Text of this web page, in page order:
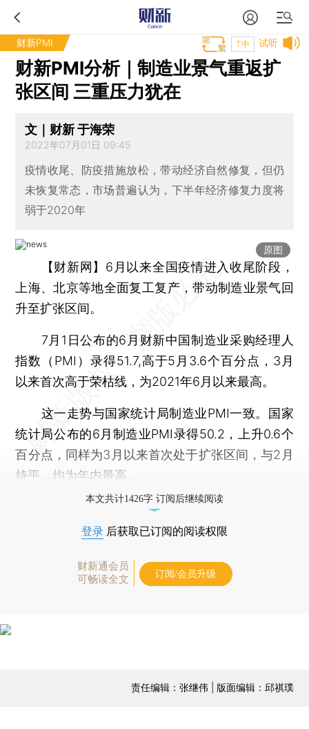
财新PMI 试听
T中
财新PMI分析｜制造业景气重返扩
张区间 三重压力犹在
文｜财新 于海荣
2022年07月01日 09:45
疫情收尾、防疫措施放松，带动经济自然修复，但仍
未恢复常态，市场普遍认为，下半年经济修复力度将
弱于2020年
原图
【财新网】 6月以来全国疫情进入收尾阶段，
上海、北京等地全面复工复产，带动制造业景气回
升至扩张区间。
7月1日公布的6月财新中国制造业采购经理人
指数（PMI）录得51.7,高于5月3.6个百分点，3月
以来首次高于荣枯线，为2021年6月以来最高。
这一走势与国家统计局制造业PMI一致。国家
统计局公布的6月制造业PMI录得50.2，上升0.6个
百分点，同样为3月以来首次处于扩张区间，与2月
持平，均为年内最高。
本文共计1426字 订阅后继续阅读
登录 后获取已订阅的阅读权限
财新通会员
可畅读全文
订阅/会员升级
责任编辑：张继伟 | 版面编辑：邱祺璞